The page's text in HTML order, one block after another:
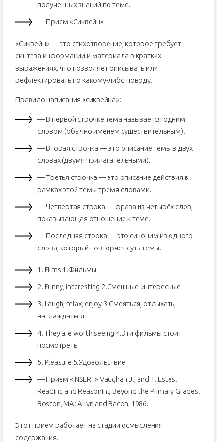
полученных знаний по теме.
— Прием «Сиквейн»
«Сиквейн» — это стихотворение, которое требует
синтеза информации и материала в кратких
выражениях, что позволяет описывать или
рефлектировать по какому-либо поводу.
Правило написания «сиквейна»:
— В первой строчке тема называется одним
словом (обычно именем существительным).
— Вторая строчка — это описание темы в двух
словах (двумя прилагательными).
— Третья строчка — это описание действия в
рамках этой темы тремя словами.
— Четвёртая строка — фраза из четырёх слов,
показывающая отношение к теме.
— Последняя строка — это синоним из одного
слова, который повторяет суть темы.
1. Films 1.Фильмы
2. Funny, interesting 2.Смешные, интересные
3. Laugh, relax, enjoy 3.Смеяться, отдыхать,
наслаждаться
4. They are worth seeing 4.Эти фильмы стоит
посмотреть
5. Pleasure 5.Удовольствие
— Прием «INSERT» Vaughan J., and T. Estes.
Reading and Reasoning Beyond the Primary Grades.
Boston, MA: Allyn and Bacon, 1986.
Этот приём работает на стадии осмысления
содержания.